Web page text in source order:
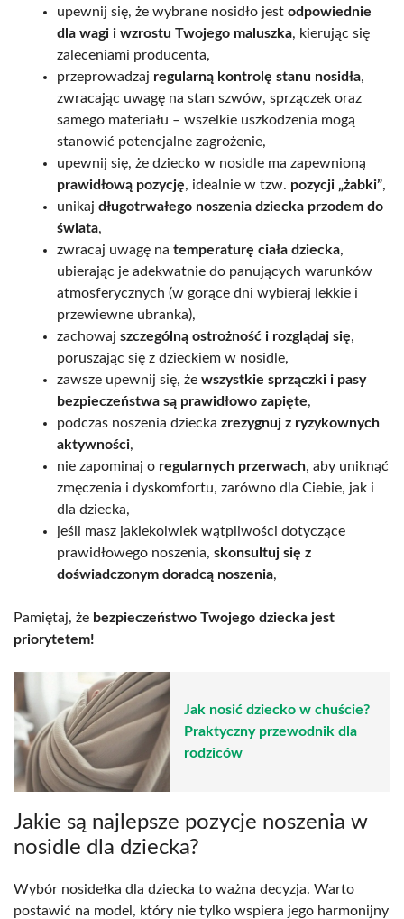
upewnij się, że wybrane nosidło jest odpowiednie
dla wagi i wzrostu Twojego maluszka, kierując się
zaleceniami producenta,
przeprowadzaj regularną kontrolę stanu nosidła,
zwracając uwagę na stan szwów, sprzączek oraz
samego materiału – wszelkie uszkodzenia mogą
stanowić potencjalne zagrożenie,
upewnij się, że dziecko w nosidle ma zapewnioną
prawidłową pozycję, idealnie w tzw. pozycji „żabki”,
unikaj długotrwałego noszenia dziecka przodem do
świata,
zwracaj uwagę na temperaturę ciała dziecka,
ubierając je adekwatnie do panujących warunków
atmosferycznych (w gorące dni wybieraj lekkie i
przewiewne ubranka),
zachowaj szczególną ostrożność i rozglądaj się,
poruszając się z dzieckiem w nosidle,
zawsze upewnij się, że wszystkie sprzączki i pasy
bezpieczeństwa są prawidłowo zapięte,
podczas noszenia dziecka zrezygnuj z ryzykownych
aktywności,
nie zapominaj o regularnych przerwach, aby uniknąć
zmęczenia i dyskomfortu, zarówno dla Ciebie, jak i
dla dziecka,
jeśli masz jakiekolwiek wątpliwości dotyczące
prawidłowego noszenia, skonsultuj się z
doświadczonym doradcą noszenia,
Pamiętaj, że bezpieczeństwo Twojego dziecka jest
priorytetem!
Jak nosić dziecko w chuście?
Praktyczny przewodnik dla
rodziców
Jakie są najlepsze pozycje noszenia w
nosidle dla dziecka?
Wybór nosidełka dla dziecka to ważna decyzja. Warto
postawić na model, który nie tylko wspiera jego harmonijny